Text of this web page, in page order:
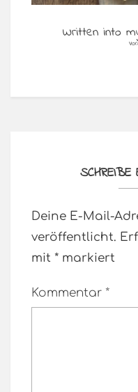
Written into
SCHREIBE
Deine E-Mail-
veröffentlicht.
mit * markiert
Kommentar *